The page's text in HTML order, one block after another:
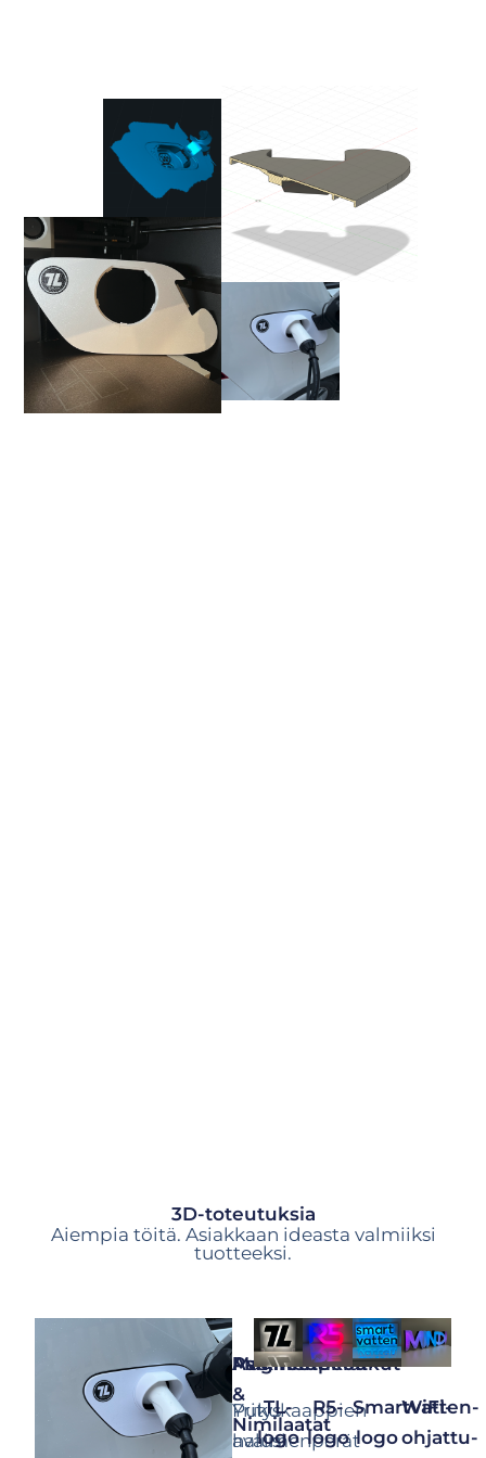
3D-toteutuksia
Aiempia töitä. Asiakkaan ideasta valmiiksi
tuotteeksi.
Avaimenperät
Pukukaappien
avaimenperät
Palkinnot
Yritys
halusi
Magneettikoukut
&
Nimilaatat
TL-
logo
R5-
logo
Smartvatten-
logo
WiFi-
ohjattu-